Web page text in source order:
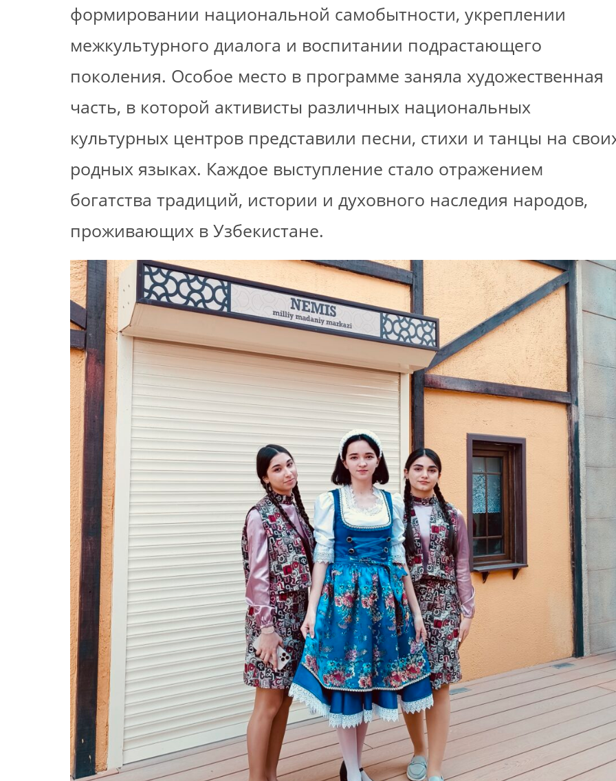
формировании национальной самобытности, укреплении
межкультурного диалога и воспитании подрастающего
поколения. Особое место в программе заняла художественная
часть, в которой активисты различных национальных
культурных центров представили песни, стихи и танцы на
родных языках. Каждое выступление стало отражением
богатства традиций, истории и духовного наследия народов,
проживающих в Узбекистане.